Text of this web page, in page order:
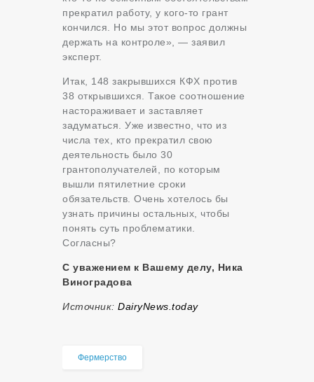
прекратил работу, у кого-то грант
кончился. Но мы этот вопрос должны
держать на контроле», — заявил
эксперт.
Итак, 148 закрывшихся КФХ против
38 открывшихся. Такое соотношение
настораживает и заставляет
задуматься. Уже известно, что из
числа тех, кто прекратил свою
деятельность было 30
грантополучателей, по которым
вышли пятилетние сроки
обязательств. Очень хотелось бы
узнать причины остальных, чтобы
понять суть проблематики.
Согласны?
С уважением к Вашему делу, Ника
Виноградова
Источник: DairyNews.today
Фермерство